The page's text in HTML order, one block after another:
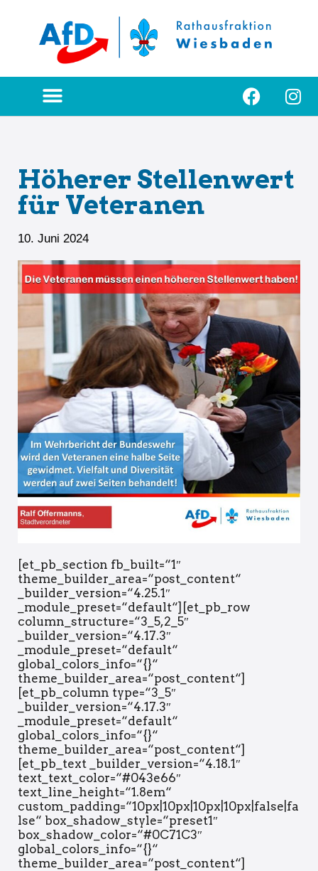
Höherer Stellenwert
für Veteranen
10. Juni 2024
[et_pb_section fb_built=“1″
theme_builder_area=“post_content“
_builder_version=“4.25.1″
_module_preset=“default“][et_pb_row
column_structure=“3_5,2_5″
_builder_version=“4.17.3″
_module_preset=“default“
global_colors_info=“{}“
theme_builder_area=“post_content“]
[et_pb_column type=“3_5″
_builder_version=“4.17.3″
_module_preset=“default“
global_colors_info=“{}“
theme_builder_area=“post_content“]
[et_pb_text _builder_version=“4.18.1″
text_text_color=“#043e66″
text_line_height=“1.8em“
custom_padding=“10px|10px|10px|10px|false|fa
lse“ box_shadow_style=“preset1″
box_shadow_color=“#0C71C3″
global_colors_info=“{}“
theme_builder_area=“post_content“]